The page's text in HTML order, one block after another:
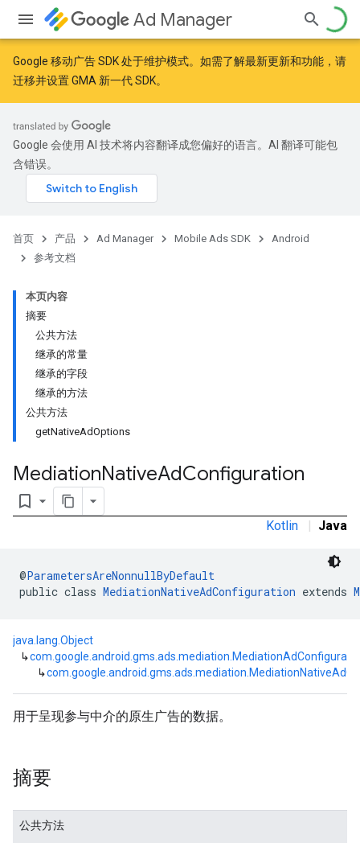
Ad Manager
Google 移动广告 SDK 处于维护模式。如需了解最新更新和功能，请
迁移并设置 GMA 新一代 SDK。
Google 会使用 AI 技术将内容翻译成您偏好的语言。AI 翻译可能包
含错误。
首页 产品 Ad Manager Mobile Ads SDK
Android
参考文档
本页内容
摘要
公共方法
继承的常量
继承的字段
继承的方法
公共方法
getNativeAdOptions
MediationNativeAdConfiguration
bookmark_border
Kotlin | Java
@ParametersAreNonnullByDefault
public class MediationNativeAdConfiguration extends
java.lang.Object
↳
↳
用于呈现参与中介的原生广告的数据。
摘要
公共方法